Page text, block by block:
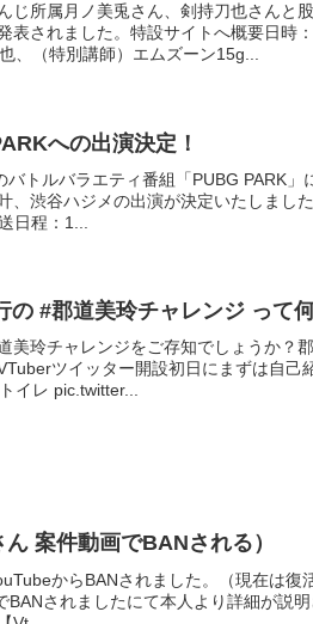
じ所属月ノ美兎さん、剣持刀也さんと
表されました。特設サイトへ概要日時
、（特別講師）エムズーン15g...
への出演決定！
バトルバラエティ番組「PUBG PARK」
、渋谷ハジメの出演が決定いたしまし
日程：1...
#郡道美玲チャレンジ って
美玲チャレンジをご存知でしょうか？
ツイッター開設初日にまずは自己
イレ pic.twitter...
案件動画でBANされる）
からBANされました。（現在は復
されましたにて本人より詳細が説